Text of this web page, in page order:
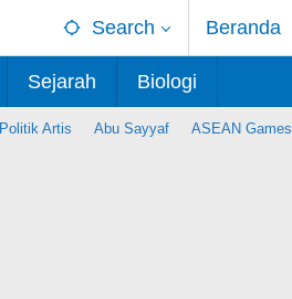
Search Beranda
Sejarah Biologi
Politik Artis Abu Sayyaf ASEAN Games